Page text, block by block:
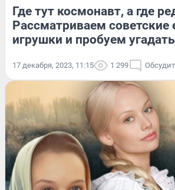
Где тут космонавт, а где
Рассматриваем советские
игрушки и пробуем
17 декабря, 2023, 11:15 1 299